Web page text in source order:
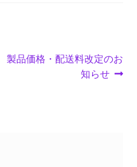
Next
製品価格・配送料改定のお
知らせ